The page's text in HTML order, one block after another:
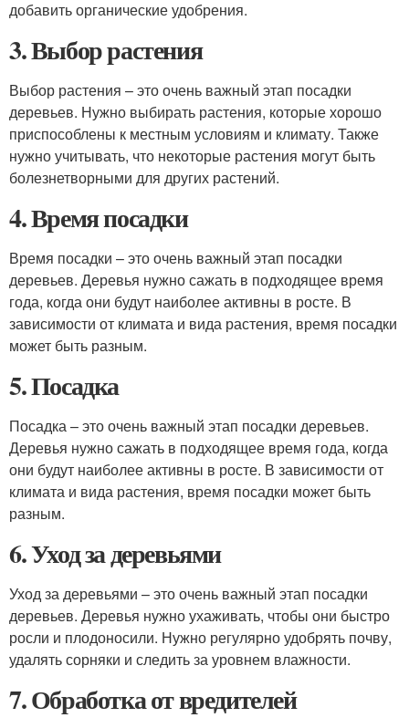
добавить органические удобрения.
3. Выбор растения
Выбор растения – это очень важный этап посадки
деревьев. Нужно выбирать растения, которые хорошо
приспособлены к местным условиям и климату. Также
нужно учитывать, что некоторые растения могут быть
болезнетворными для других растений.
4. Время посадки
Время посадки – это очень важный этап посадки
деревьев. Деревья нужно сажать в подходящее время
года, когда они будут наиболее активны в росте. В
зависимости от климата и вида растения, время посадки
может быть разным.
5. Посадка
Посадка – это очень важный этап посадки деревьев.
Деревья нужно сажать в подходящее время года, когда
они будут наиболее активны в росте. В зависимости от
климата и вида растения, время посадки может быть
разным.
6. Уход за деревьями
Уход за деревьями – это очень важный этап посадки
деревьев. Деревья нужно ухаживать, чтобы они быстро
росли и плодоносили. Нужно регулярно удобрять почву,
удалять сорняки и следить за уровнем влажности.
7. Обработка от вредителей